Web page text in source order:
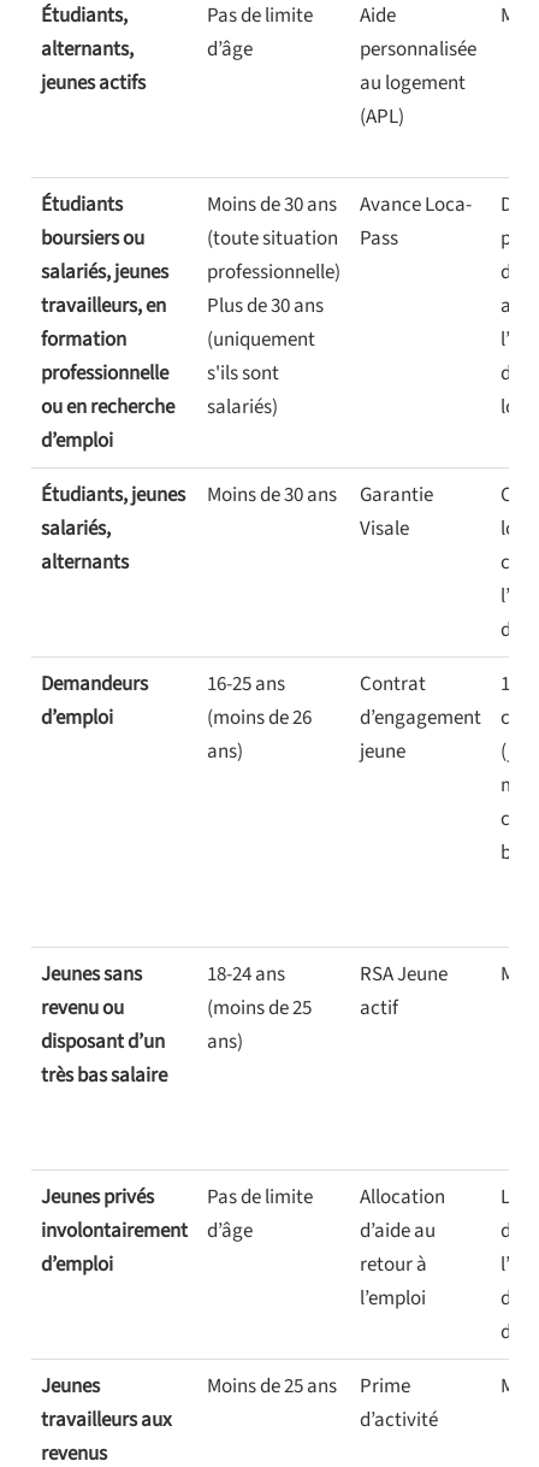
Étudiants,
alternants,
jeunes actifs
Pas de limite
d’âge
Aide
personnalisée
au logement
(APL)
Étudiants
boursiers ou
salariés, jeunes
travailleurs, en
formation
professionnelle
ou en recherche
d’emploi
Moins de 30 ans
(toute situation
professionnelle)
Plus de 30 ans
(uniquement
s'ils sont
salariés)
Avance Loca-
Pass
Étudiants, jeunes
salariés,
alternants
Moins de 30 ans
Garantie
Visale
du
Demandeurs
d’emploi
16-25 ans
(moins de 26
ans)
Contrat
d’engagement
jeune
12
Jeunes sans
revenu ou
disposant d’un
très bas salaire
18-24 ans
(moins de 25
ans)
RSA Jeune
actif
Jeunes privés
involontairement
d’emploi
Pas de limite
d’âge
Allocation
d’aide au
retour à
l’emploi
La
Jeunes
travailleurs aux
revenus
Moins de 25 ans
Prime
d’activité